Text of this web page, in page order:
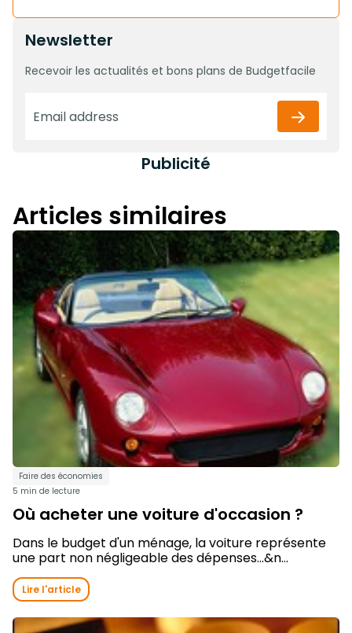
Newsletter
Recevoir les actualités et bons plans de Budgetfacile
Publicité
Articles similaires
Faire des économies
5 min de lecture
Où acheter une voiture d'occasion ?
Dans le budget d'un ménage, la voiture représente
une part non négligeable des dépenses...&n...
Lire l'article